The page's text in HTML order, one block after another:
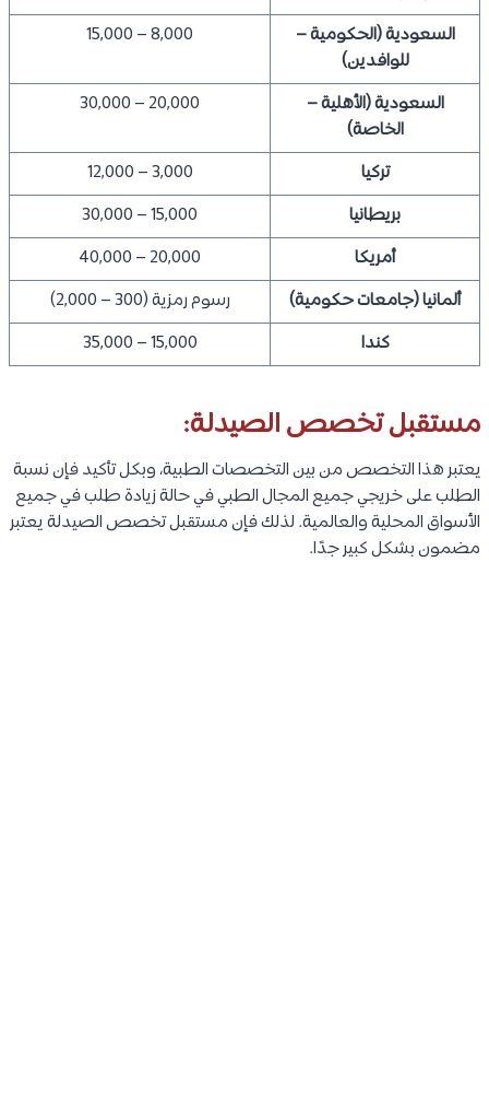
السعودية (الحكومية –
للوافدين)
8,000 – 15,000
السعودية (الأهلية –
الخاصة)
20,000 – 30,000
تركيا
3,000 – 12,000
بريطانيا
15,000 – 30,000
أمريكا
20,000 – 40,000
ألمانيا (جامعات حكومية)
رسوم رمزية (300 – 2,000)
كندا
15,000 – 35,000
مستقبل تخصص الصيدلة:
يعتبر هذا التخصص من بين التخصصات الطبية، وبكل تأكيد فإن نسبة
الطلب على خريجي جميع المجال الطبي في حالة زيادة طلب في جميع
الأسواق المحلية والعالمية. لذلك فإن مستقبل تخصص الصيدلة يعتبر
مضمون بشكل كبير جدًا.